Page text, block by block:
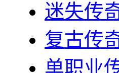
迷失传
复古传
单职业